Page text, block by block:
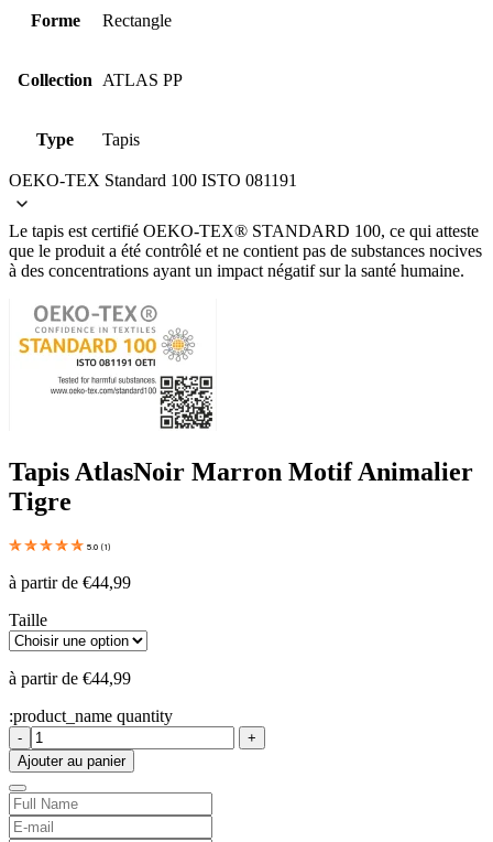
Forme Rectangle
Collection ATLAS PP
Type Tapis
OEKO-TEX Standard 100 ISTO 081191
Le tapis est certifié OEKO-TEX® STANDARD 100, ce qui atteste
que le produit a été contrôlé et ne contient pas de substances nocives
à des concentrations ayant un impact négatif sur la santé humaine.
Tapis AtlasNoir Marron Motif Animalier
Tigre
5.0 (1 )
à partir de €44,99
Taille
à partir de €44,99
:product_name quantity
-
+
Ajouter au panier